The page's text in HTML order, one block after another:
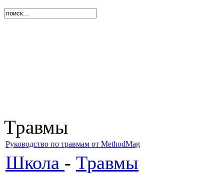
Травмы
Руководство по травмам от MethodMag
Школа - Травмы